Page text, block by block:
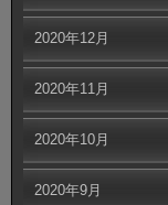
2020年12月
2020年11月
2020年10月
2020年9月